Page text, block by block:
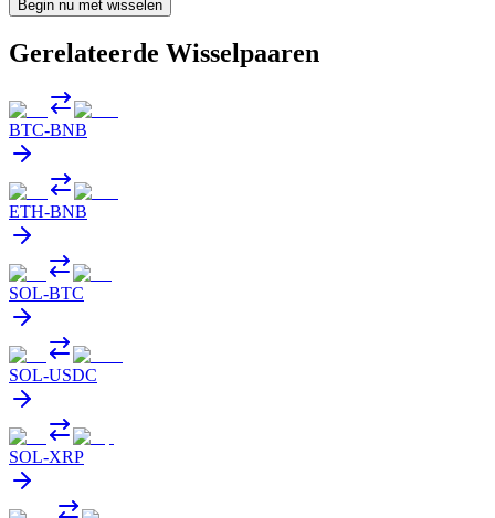
Begin nu met wisselen
Gerelateerde Wisselpaaren
BTC-BNB
ETH-BNB
SOL-BTC
SOL-USDC
SOL-XRP